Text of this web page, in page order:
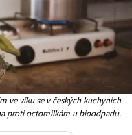
ve víku se v českých kuchyních
proti octomilkám u bioodpadu.